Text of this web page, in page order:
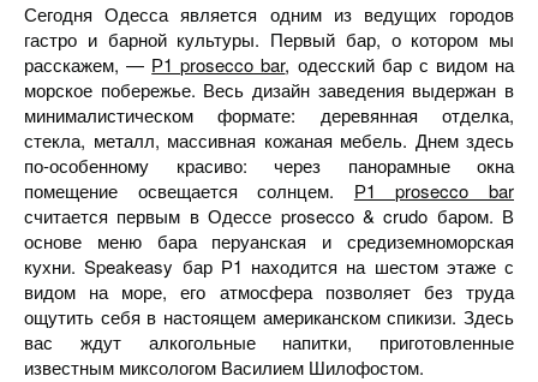
Сегодня Одесса является одним из ведущих городов
гастро и барной культуры. Первый бар, о котором мы
расскажем, — Р1 prosecco bar, одесский бар с видом на
морское побережье. Весь дизайн заведения выдержан в
минималистическом формате: деревянная отделка,
стекла, металл, массивная кожаная мебель. Днем здесь
по-особенному красиво: через панорамные окна
помещение освещается солнцем. Р1 prosecco bar
считается первым в Одессе prosecco & crudo баром. В
основе меню бара перуанская и средиземноморская
кухни. Speakeasy бар Р1 находится на шестом этаже с
видом на море, его атмосфера позволяет без труда
ощутить себя в настоящем американском спикизи. Здесь
вас ждут алкогольные напитки, приготовленные
известным миксологом Василием Шилофостом.